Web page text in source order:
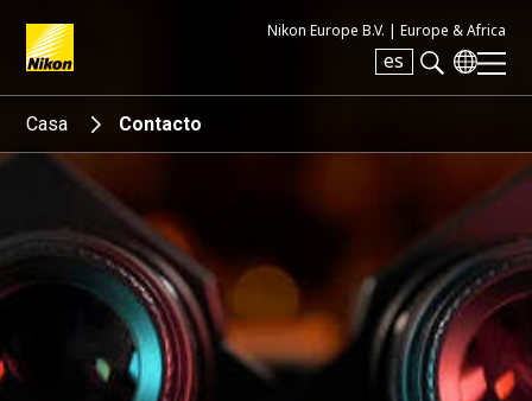
Nikon Europe B.V. | Europe & Africa
es
Search keyword(s)
Casa Contacto